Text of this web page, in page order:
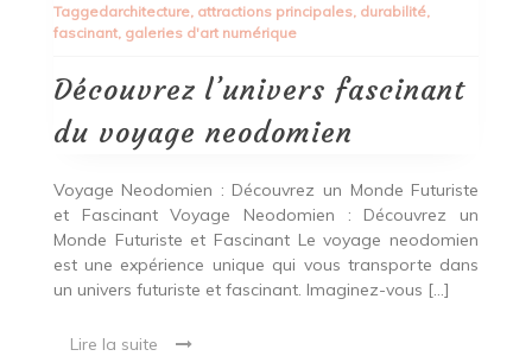
fascinant
neodomien
Taggedarchitecture, attractions principales, durabilité,
fascinant, galeries d'art numérique
Découvrez l’univers fascinant
du voyage neodomien
Voyage Neodomien : Découvrez un Monde Futuriste
et Fascinant Voyage Neodomien : Découvrez un
Monde Futuriste et Fascinant Le voyage neodomien
est une expérience unique qui vous transporte dans
un univers futuriste et fascinant. Imaginez-vous […]
Lire la suite